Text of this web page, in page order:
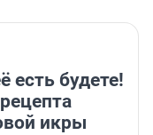
есть будете!
икры